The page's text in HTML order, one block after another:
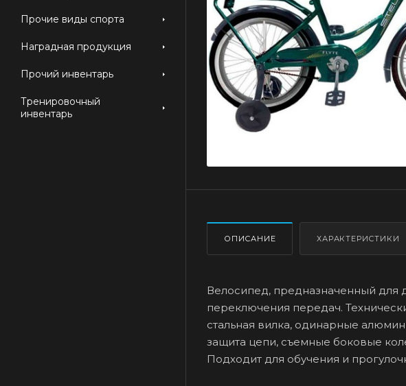
Прочие виды спорта
Наградная продукция
Прочий инвентарь
Тренировочный
инвентарь
ОПИСАНИЕ ХАРАКТЕРИСТИКИ
Велосипед, предназначенный для
переключения передач.
стальная вилка, одинарные
защита цепи, съемные боковые
Подходит для обучения и